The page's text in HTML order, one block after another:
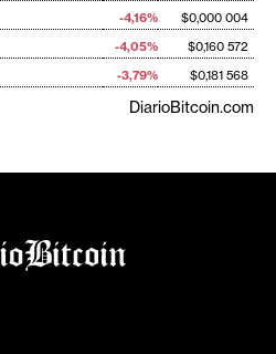
-4,16%
$0,000 004
-4,05%
$0,160 572
-3,79% $0,181 568
DiarioBitcoin.com